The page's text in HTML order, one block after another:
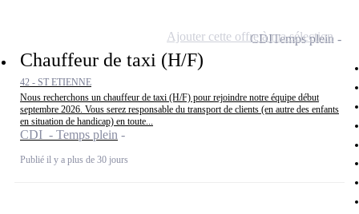
Chauffeur de taxi (H/F)
42 - ST ETIENNE
Nous recherchons un chauffeur de taxi (H/F) pour rejoindre notre équipe début
septembre 2026. Vous serez responsable du transport de clients (en autre des enfants
en situation de handicap) en toute...
CDI - Temps plein
Publié il y a plus de 30 jours
CDITemps plein
Ajouter cette offre à ma sélection